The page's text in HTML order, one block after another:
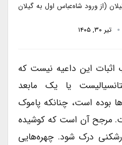
(از ورود شاه‌عباس اول به گیلان
تیر ۳۰, ۱۴۰۵
این داعیه نیست که
یا یک مابعد
بوده است، چنانکه پاموک
مرجح آن است که کوشیده
درک شود. چهره‌هایی